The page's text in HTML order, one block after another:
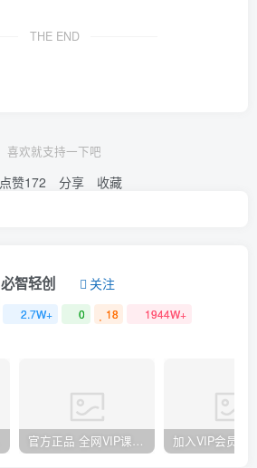
THE END
喜欢就支持一下吧
点赞172 分享 收藏
必智轻创 关注
2.7W+ 0 18 1944W+
官方正品 全网VIP课程 无损下载~